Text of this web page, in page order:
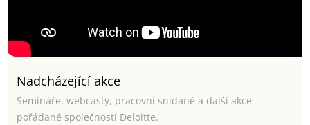
Nadcházející akce
Semináře, webcasty, pracovní snídaně a další akce
pořádané společností Deloitte.